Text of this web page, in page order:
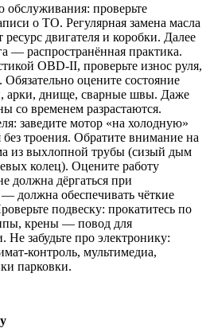
проверьте
о ТО. Регулярная замена масла
ресурс двигателя и коробки. Далее
— распространённая практика.
OBD‑II, проверьте износ руля,
оцените состояние
арки, днище, сварные швы. Даже
со временем разрастаются.
заведите мотор «на холодную»
троения. Обратите внимание на
из выхлопной трубы (сизый дым
колец). Оцените работу
должна дёргаться при
обеспечивать чёткие
подвеску: прокатитесь по
крены — повод для
Не забудьте про электронику:
мультимедиа,
парковки.